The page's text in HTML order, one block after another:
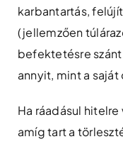
karbantartás,
(jellemzően
befektetésre
annyit, mint a
Ha ráadásul
amíg tart a